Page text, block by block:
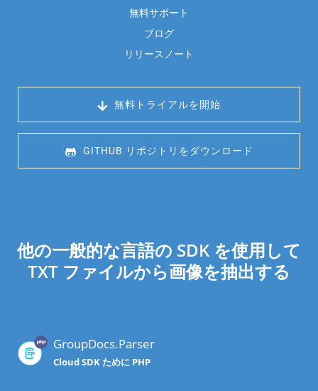
無料サポート
ブログ
リリースノート
無料トライアルを開始
GITHUB リポジトリをダウンロード
他の一般的な言語の SDK を使用して
TXT ファイルから画像を抽出する
GroupDocs.Parser
Cloud SDK ために PHP